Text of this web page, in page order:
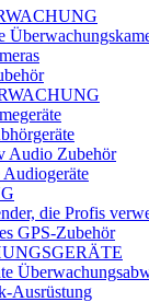
Audio Zubehör
die Profis
GPS-Zubehör
Ausrüstung